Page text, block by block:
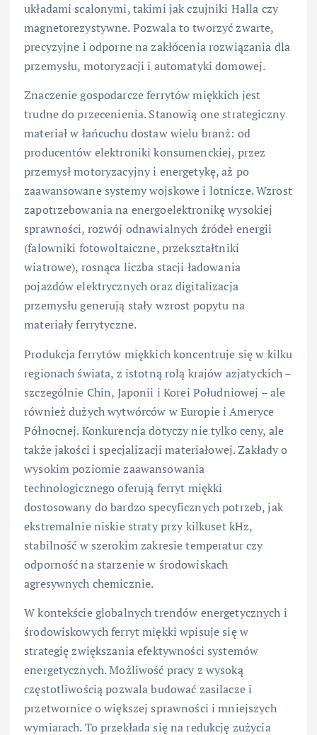
układami scalonymi, takimi jak czujniki Halla czy
magnetorezystywne. Pozwala to tworzyć zwarte,
precyzyjne i odporne na zakłócenia rozwiązania dla
przemysłu, motoryzacji i automatyki domowej.
Znaczenie gospodarcze ferrytów miękkich jest
trudne do przecenienia. Stanowią one strategiczny
materiał w łańcuchu dostaw wielu branż: od
producentów elektroniki konsumenckiej, przez
przemysł motoryzacyjny i energetykę, aż po
zaawansowane systemy wojskowe i lotnicze. Wzrost
zapotrzebowania na energoelektronikę wysokiej
sprawności, rozwój odnawialnych źródeł energii
(falowniki fotowoltaiczne, przekształtniki
wiatrowe), rosnąca liczba stacji ładowania
pojazdów elektrycznych oraz digitalizacja
przemysłu generują stały wzrost popytu na
materiały ferrytyczne.
Produkcja ferrytów miękkich koncentruje się w kilku
regionach świata, z istotną rolą krajów azjatyckich –
szczególnie Chin, Japonii i Korei Południowej – ale
również dużych wytwórców w Europie i Ameryce
Północnej. Konkurencja dotyczy nie tylko ceny, ale
także jakości i specjalizacji materiałowej. Zakłady o
wysokim poziomie zaawansowania
technologicznego oferują ferryt miękki
dostosowany do bardzo specyficznych potrzeb, jak
ekstremalnie niskie straty przy kilkuset kHz,
stabilność w szerokim zakresie temperatur czy
odporność na starzenie w środowiskach
agresywnych chemicznie.
W kontekście globalnych trendów energetycznych i
środowiskowych ferryt miękki wpisuje się w
strategię zwiększania efektywności systemów
energetycznych. Możliwość pracy z wysoką
częstotliwością pozwala budować zasilacze i
przetwornice o większej sprawności i mniejszych
wymiarach. To przekłada się na redukcję zużycia